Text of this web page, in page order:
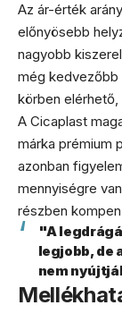
Az ár-érték
előnyösebb
nagyobb
még kedvezőbb
körben
A Cicaplast
márka prémium
azonban
mennyiségre
részben
"A
legjobb, de
nem